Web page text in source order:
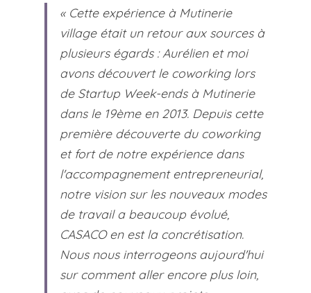
« Cette expérience à Mutinerie
village était un retour aux sources à
plusieurs égards : Aurélien et moi
avons découvert le coworking lors
de Startup Week-ends à Mutinerie
dans le 19ème en 2013. Depuis cette
première découverte du coworking
et fort de notre expérience dans
l'accompagnement entrepreneurial,
notre vision sur les nouveaux modes
de travail a beaucoup évolué,
CASACO en est la concrétisation.
Nous nous interrogeons aujourd'hui
sur comment aller encore plus loin,